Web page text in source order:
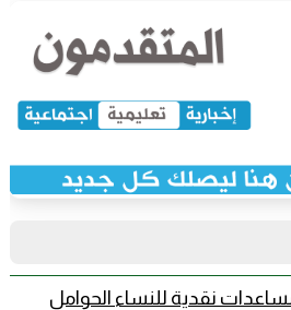
نقدية للنساء الحوامل